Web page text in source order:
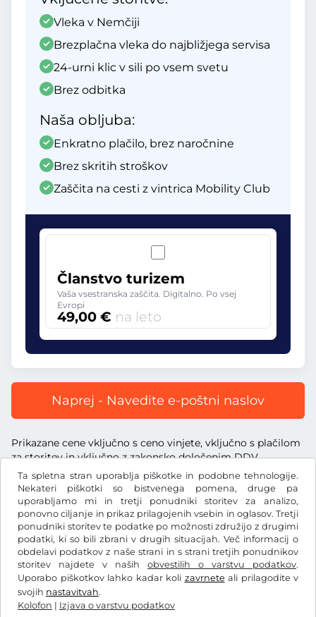
Ta spletna stran uporablja piškotke in podobne tehnologije.
Nekateri piškotki so bistvenega pomena, druge pa
uporabljamo mi in tretji ponudniki storitev za analizo,
ponovno ciljanje in prikaz prilagojenih vsebin in oglasov. Tretji
ponudniki storitev te podatke po možnosti združijo z drugimi
podatki, ki so bili zbrani v drugih situacijah. Več informacij o
obdelavi podatkov z naše strani in s strani tretjih ponudnikov
storitev najdete v naših obvestilih o varstvu podatkov.
Uporabo piškotkov lahko kadar koli zavrneteali prilagodite v
svojih nastavitvah.
Kolofon | Izjava o varstvu podatkov
Vleka v Nemčiji
Brezplačna vleka do najbližjega servisa
24-urni klic v sili po vsem svetu
Brez odbitka
Naša obljuba:
Enkratno plačilo, brez naročnine
Brez skritih stroškov
Zaščita na cesti z vintrica Mobility Club
Članstvo turizem
Vaša vsestranska zaščita. Digitalno. Po vsej
Evropi
49,00 € na leto
Naprej - Navedite e-poštni naslov
Prikazane cene vključno s ceno vinjete, vključno s plačilom
za storitev in vključno z zakonsko določenim DDV.
€EUR
Facebook Instagram
Splošni pogoji poslovanja/preklicna pravica